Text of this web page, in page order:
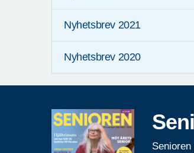
Nyhetsbrev 2021
Nyhetsbrev 2020